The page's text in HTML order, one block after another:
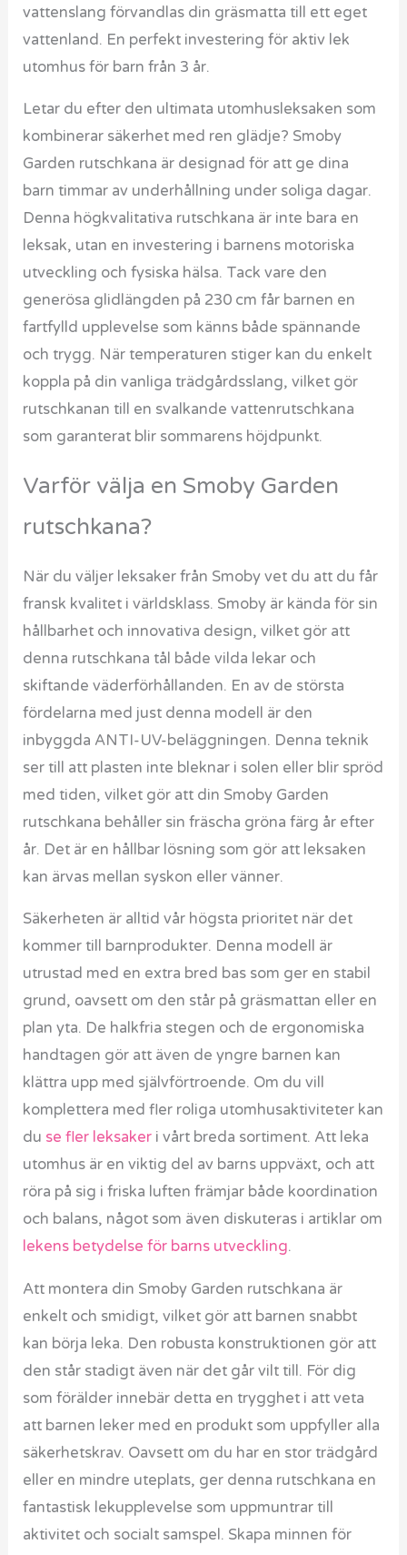
vattenslang förvandlas din gräsmatta till ett eget
vattenland. En perfekt investering för aktiv lek
utomhus för barn från 3 år.
Letar du efter den ultimata utomhusleksaken som
kombinerar säkerhet med ren glädje? Smoby
Garden rutschkana är designad för att ge dina
barn timmar av underhållning under soliga dagar.
Denna högkvalitativa rutschkana är inte bara en
leksak, utan en investering i barnens motoriska
utveckling och fysiska hälsa. Tack vare den
generösa glidlängden på 230 cm får barnen en
fartfylld upplevelse som känns både spännande
och trygg. När temperaturen stiger kan du enkelt
koppla på din vanliga trädgårdsslang, vilket gör
rutschkanan till en svalkande vattenrutschkana
som garanterat blir sommarens höjdpunkt.
Varför välja en Smoby Garden
rutschkana?
När du väljer leksaker från Smoby vet du att du får
fransk kvalitet i världsklass. Smoby är kända för sin
hållbarhet och innovativa design, vilket gör att
denna rutschkana tål både vilda lekar och
skiftande väderförhållanden. En av de största
fördelarna med just denna modell är den
inbyggda ANTI-UV-beläggningen. Denna teknik
ser till att plasten inte bleknar i solen eller blir spröd
med tiden, vilket gör att din Smoby Garden
rutschkana behåller sin fräscha gröna färg år efter
år. Det är en hållbar lösning som gör att leksaken
kan ärvas mellan syskon eller vänner.
Säkerheten är alltid vår högsta prioritet när det
kommer till barnprodukter. Denna modell är
utrustad med en extra bred bas som ger en stabil
grund, oavsett om den står på gräsmattan eller en
plan yta. De halkfria stegen och de ergonomiska
handtagen gör att även de yngre barnen kan
klättra upp med självförtroende. Om du vill
komplettera med fler roliga utomhusaktiviteter kan
du se fler leksaker i vårt breda sortiment. Att leka
utomhus är en viktig del av barns uppväxt, och att
röra på sig i friska luften främjar både koordination
och balans, något som även diskuteras i artiklar om
lekens betydelse för barns utveckling.
Att montera din Smoby Garden rutschkana är
enkelt och smidigt, vilket gör att barnen snabbt
kan börja leka. Den robusta konstruktionen gör att
den står stadigt även när det går vilt till. För dig
som förälder innebär detta en trygghet i att veta
att barnen leker med en produkt som uppfyller alla
säkerhetskrav. Oavsett om du har en stor trädgård
eller en mindre uteplats, ger denna rutschkana en
fantastisk lekupplevelse som uppmuntrar till
aktivitet och socialt samspel. Skapa minnen för